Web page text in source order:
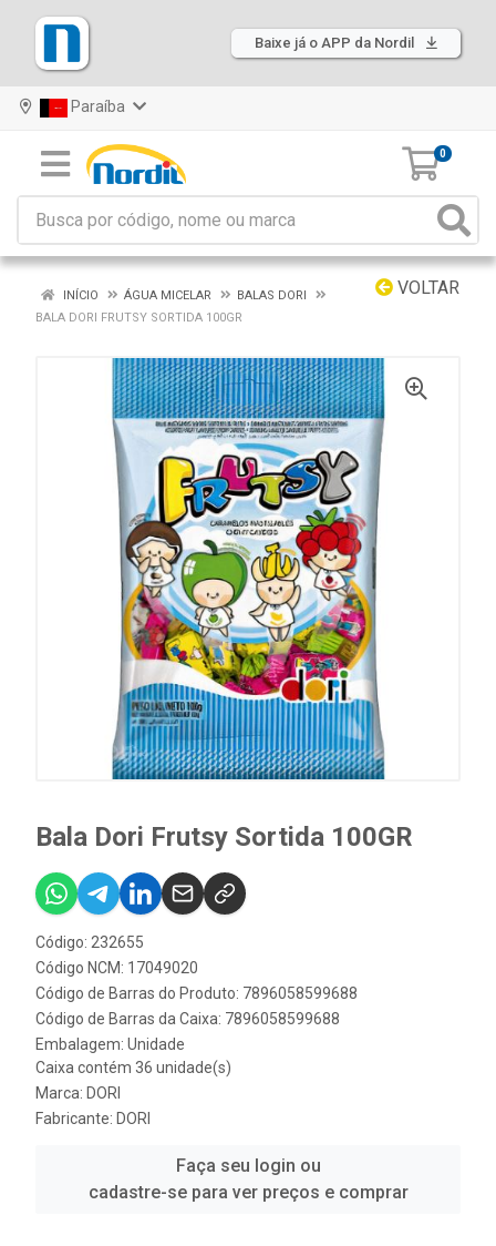
Baixe já o APP da Nordil
Paraíba
0
VOLTAR
INÍCIO ÁGUA MICELAR
BALAS DORI
BALA DORI FRUTSY SORTIDA 100GR
Bala Dori Frutsy Sortida 100GR
Código: 232655
Código NCM: 17049020
Código de Barras do Produto: 7896058599688
Código de Barras da Caixa: 7896058599688
Embalagem: Unidade
Caixa contém 36 unidade(s)
Marca: DORI
Fabricante: DORI
Faça seu login ou
cadastre-se para ver preços e comprar